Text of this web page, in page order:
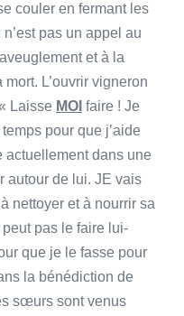
couler en fermant les
pas un appel au
et à la
L’ouvrir vigneron
Laisse MOI faire ! Je
pour que j’aide
actuellement dans une
autour de lui. JE vais
nettoyer et à nourrir sa
pas le faire lui-
que je le fasse pour
la bénédiction de
sœurs sont venus